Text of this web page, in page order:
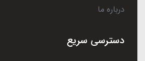
درباره ما
دسترسی سریع